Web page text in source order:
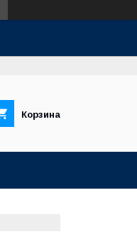
Корзина